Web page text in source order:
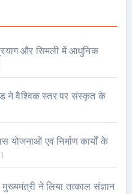
और सिमली में आधुनिक
ने वैश्विक स्तर पर संस्कृत के
योजनाओं एवं निर्माण कार्यों के
ने लिया तत्काल संज्ञान